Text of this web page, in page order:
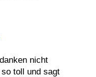
nicht
toll und sagt